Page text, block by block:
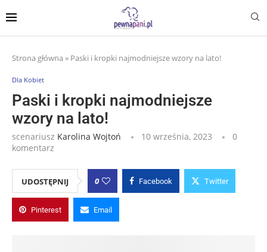
Strona główna » Paski i kropki najmodniejsze wzory na lato!
Dla Kobiet
Paski i kropki najmodniejsze
wzory na lato!
scenariusz Karolina Wojtoń 10 września, 2023
0
komentarz
UDOSTĘPNIJ 0 Facebook Twitter
Pinterest Email